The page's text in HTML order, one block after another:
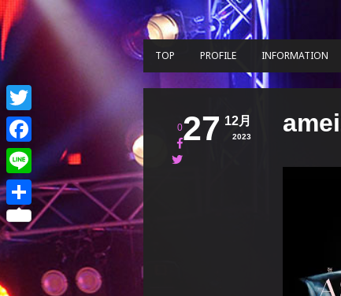
TOP PROFILE INFORMATION
27 12月
2023
0
Twitter
Facebook
Line
共
有